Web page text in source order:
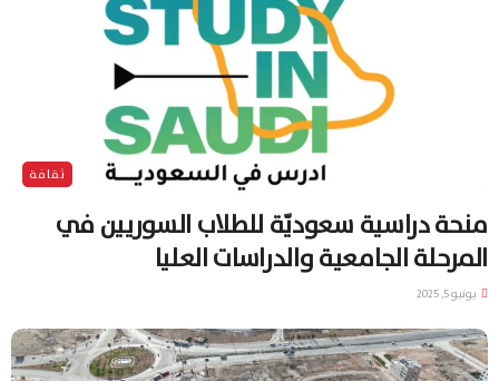
ثقافة
منحة دراسية سعوديّة للطلاب السوريين في
المرحلة الجامعية والدراسات العليا
يونيو 5, 2025